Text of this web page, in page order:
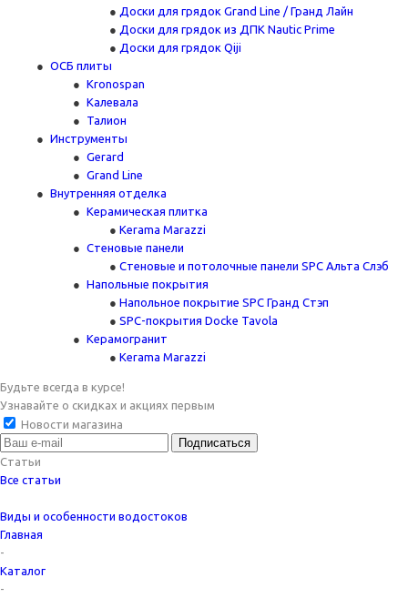
Доски для грядок Grand Line / Гранд Лайн
Доски для грядок из ДПК Nautic Prime
Доски для грядок Qiji
ОСБ плиты
Kronospan
Калевала
Талион
Инструменты
Gerard
Grand Line
Внутренняя отделка
Керамическая плитка
Kerama Marazzi
Стеновые панели
Стеновые и потолочные панели SPC Альта Слэб
Напольные покрытия
Напольное покрытие SPC Гранд Стэп
SPC-покрытия Docke Tavola
Керамогранит
Kerama Marazzi
Будьте всегда в курсе!
Узнавайте о скидках и акциях первым
Новости магазина
Статьи
Все статьи
Виды и особенности водостоков
Главная
-
Каталог
-